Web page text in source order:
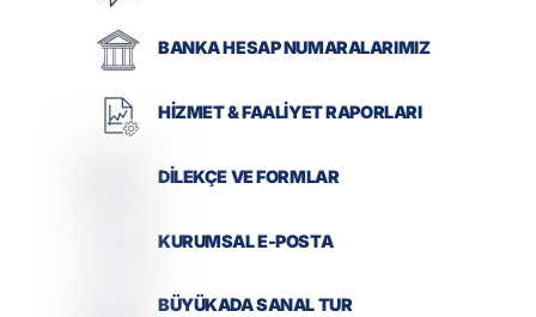
BANKA HESAP NUMARALARIMIZ
HİZMET & FAALİYET RAPORLARI
DİLEKÇE VE FORMLAR
KURUMSAL E-POSTA
BÜYÜKADA SANAL TUR